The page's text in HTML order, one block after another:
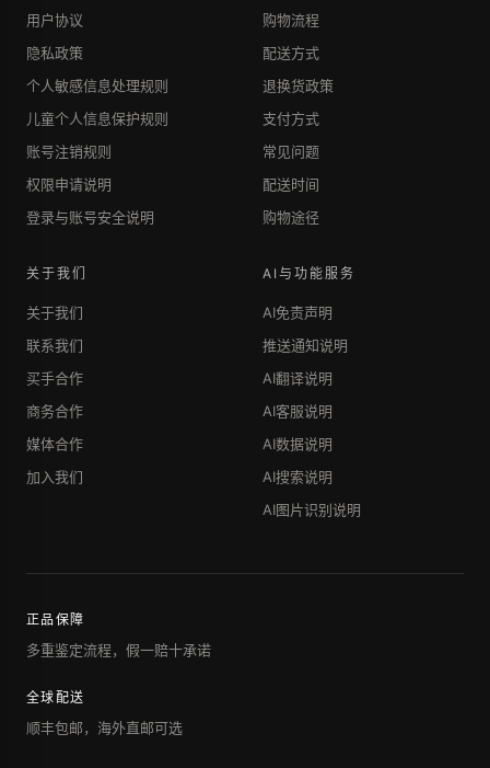
用户协议
隐私政策
个人敏感信息处理规则
儿童个人信息保护规则
账号注销规则
权限申请说明
登录与账号安全说明
购物流程
配送方式
退换货政策
支付方式
常见问题
配送时间
购物途径
关于我们
关于我们
联系我们
买手合作
商务合作
媒体合作
加入我们
AI与功能服务
AI免责声明
推送通知说明
AI翻译说明
AI客服说明
AI数据说明
AI搜索说明
AI图片识别说明
正品保障
多重鉴定流程，假一赔十承诺
全球配送
顺丰包邮，海外直邮可选